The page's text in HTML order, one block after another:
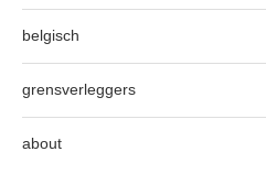
belgisch
grensverleggers
about